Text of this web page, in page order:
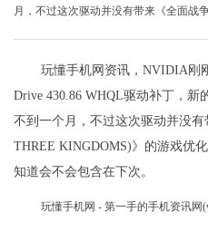
月，不过这次驱动并没有带来《全面战争
玩懂手机网资讯，NVIDIA刚
Drive 430.86 WHQL驱动补丁，
不到一个月，不过这次驱动并没
THREE KINGDOMS)》的游戏优
知道会不会包含在下次。
玩懂手机网 - 第一手的手机资讯网